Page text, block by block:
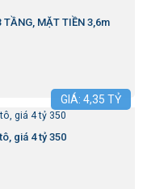
MẶT TIỀN 3,6m
GIÁ: 4,35 TỶ
giá 4 tỷ 350